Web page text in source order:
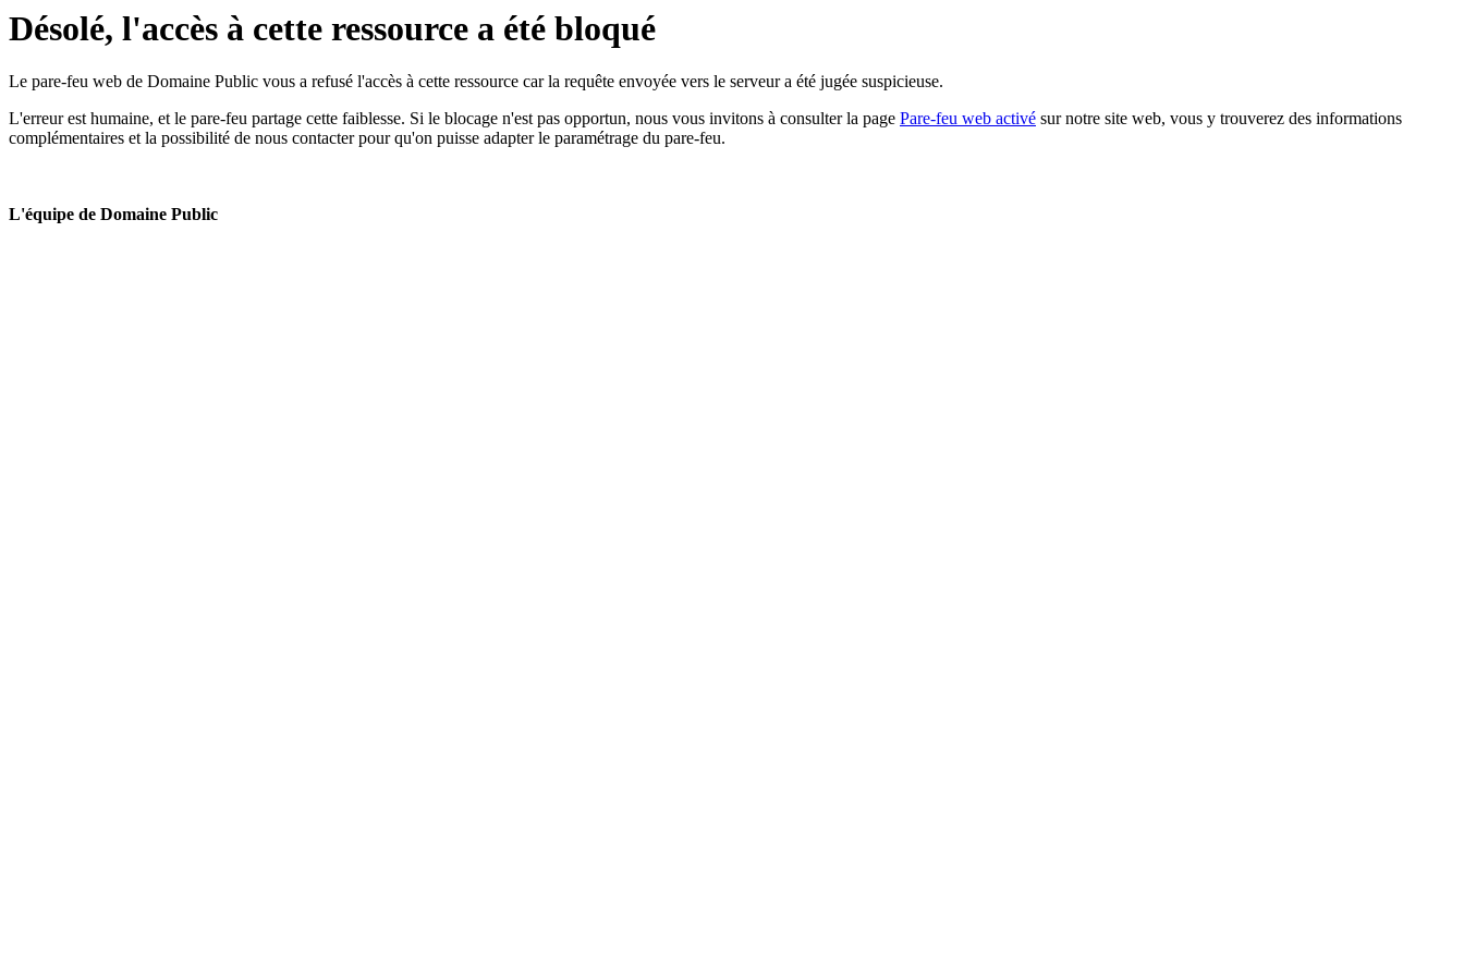
Désolé, l'accès à cette ressource a été bloqué
Le pare-feu web de Domaine Public vous a refusé l'accès à cette ressource car la requête envoyée vers le serveur a été jugée suspicieuse.
L'erreur est humaine, et le pare-feu partage cette faiblesse. Si le blocage n'est pas opportun, nous vous invitons à consulter la page Pare-feu web activé sur notre site web, vous y trouverez des informations
complémentaires et la possibilité de nous contacter pour qu'on puisse adapter le paramétrage du pare-feu.
L'équipe de Domaine Public